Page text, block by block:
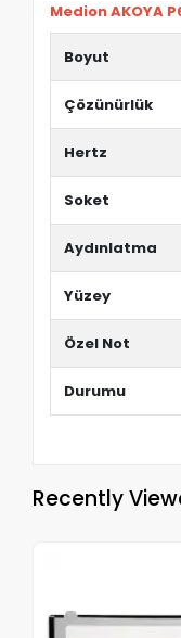
Medion AKOYA
Boyut
Çözünürlük
Hertz
Soket
Aydınlatma
Yüzey
Özel Not
Durumu
Recently